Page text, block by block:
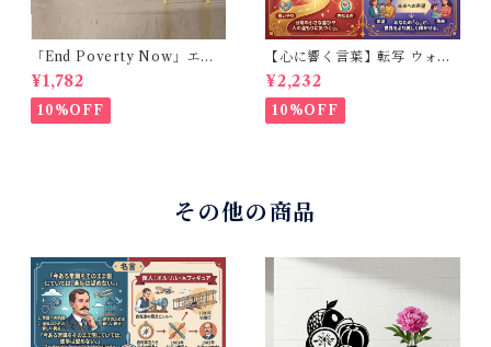
「End Poverty Now」エン
ジェル 黒シルエット壁ステッ
カー 30×50cm 貼って剥がせ
る [Earth Beast]
¥1,782
10%OFF
【心に響く言葉】転写 ウォー
ルステッカー ヘレンケラー 英
語 名言 ペイント風 高級感 模
様替え ブラック 30×50cm
¥2,232
10%OFF
その他の商品